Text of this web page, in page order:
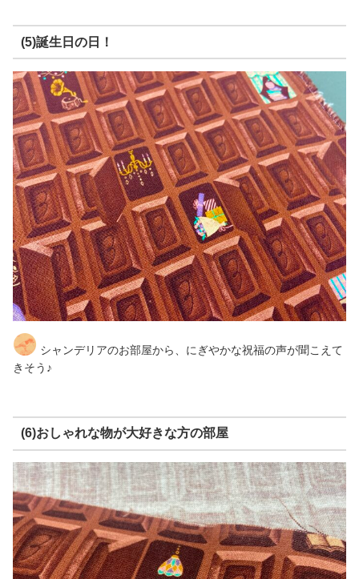
(5)誕生日の日！
シャンデリアのお部屋から、にぎやかな祝福の声が聞こえて
きそう♪
(6)おしゃれな物が大好きな方の部屋